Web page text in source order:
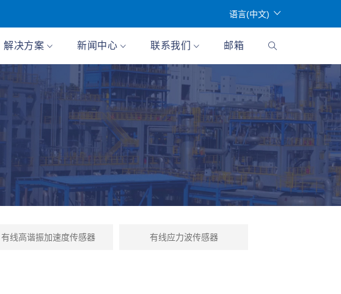
语言(中文)
解决方案 新闻中心 联系我们 邮箱
有线高谐振加速度传感器 有线应力波传感器